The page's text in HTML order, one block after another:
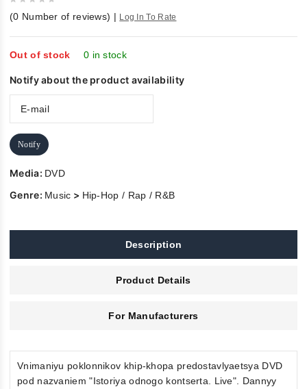
out
of
5
(0 Number of reviews) | Log In To Rate
Out of stock 0 in stock
Notify about the product availability
Notify
Media: DVD
Genre: Music > Hip-Hop / Rap / R&B
Description
Product Details
For Manufacturers
Vnimaniyu poklonnikov khip-khopa predostavlyaetsya DVD
pod nazvaniem "Istoriya odnogo kontserta. Live". Dannyy